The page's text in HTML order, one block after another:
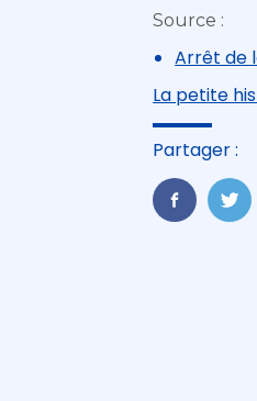
Source :
Arrêt de
La petite
Partager :